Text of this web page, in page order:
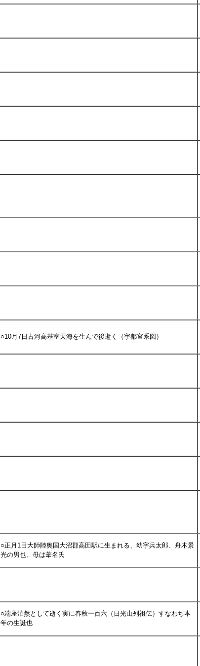
○10月7日古河高基室天海を生んで後逝く（宇都宮系図）
○正月1日大師陸奥国大沼郡高田駅に生まれる、幼字兵太郎、舟木景
光の男也、母は葦名氏
○端座泊然として逝く実に春秋一百六（日光山列祖伝）すなわち本
年の生誕也